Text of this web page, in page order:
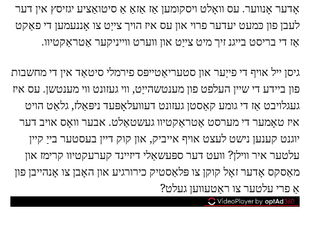
אָדער אָנווער. עס וואָלט ויסקומען אַז אַזאַ אַ סיטואַציע יגזיסץ אין דער
לעבן פון כּמעט יעדער פרוי און עס איז הויך צייַט צו אָננעמען די פאַקט
אַז די בריסט בייגנ זיך מיט צייַט און ווערט ווייניקער אַטראַקטיוו.
גיסן ייל אויף די פייַער און סטעריאַטייפּס פירמלי סיטאַד אין די מחשבות
פון ביידע די שיין העלפט פון מענטשהייַט, ווי געזונט ווי מענטשן. עס איז
געגלויבט אַז די גומע קאַסטן געזונט דעוועלאָפּעד ניפּאַלז, גלאַט הויט
איז טאָמער די מערסט אַטראַקטיוו געשטאַלט. אבער וואָס אויב דער
יוגנט קענען נישט לעצט אויף אייביק, און קוק דיין בעסטער בייַ קיין
עלטער איר ווילן? וועט דער ספּעשאַלי דיזיינד קערעקטיוו קרימז און
מאַסקס אָדער זאָל קוקן צו פּלאַסטיק כירורגיע און האָבן צו אָנהייבן פון
אַ פרי עלטער צו ראַטעווען געלט?